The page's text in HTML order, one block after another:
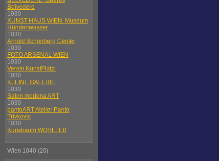
Belvedere
1030
KUNST HAUS WIEN. Museum
Hundertwasser
1030
Arnold Schönberg Center
1030
FOTO ARSENAL WIEN
1030
Verein KunstPlatzl
1030
KLEINE GALERIE
1030
Salon modena ART
1030
pantoART Atelier Panto
Trivkovic
1030
Kunstraum WOHLLEB
Wien 1040 (20)